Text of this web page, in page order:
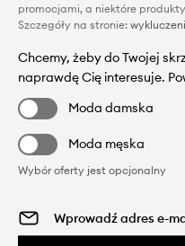
promocjami, a niektóre
Szczegóły na stronie:
Chcemy, żeby do Twojej
naprawdę Cię interesuje.
Moda damska
Moda męska
Wybór oferty jest opcjonalny